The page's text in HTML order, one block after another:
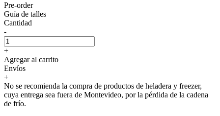
Pre-order
Guía de talles
Cantidad
-
+
Agregar al carrito
Envíos
+
No se recomienda la compra de productos de heladera y freezer,
cuya entrega sea fuera de Montevideo, por la pérdida de la cadena
de frío.